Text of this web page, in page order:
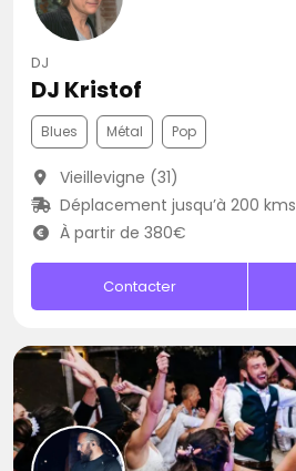
DJ
DJ Kristof
Blues Métal Pop
Vieillevigne (31)
Déplacement jusqu’à 200 kms
À partir de 380€
Contacter